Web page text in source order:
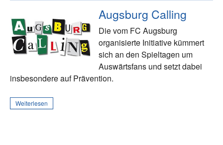
Augsburg Calling
Die vom FC Augsburg
organisierte Initiative kümmert
sich an den Spieltagen um
Auswärtsfans und setzt dabei
insbesondere auf Prävention.
Weiterlesen